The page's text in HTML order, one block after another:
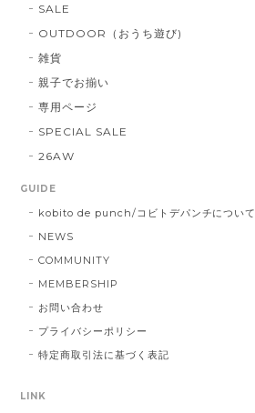
SALE
OUTDOOR（おうち遊び)
雑貨
親子でお揃い
専用ページ
SPECIAL SALE
26AW
GUIDE
kobito de punch/コビトデパンチについて
NEWS
COMMUNITY
MEMBERSHIP
お問い合わせ
プライバシーポリシー
特定商取引法に基づく表記
LINK